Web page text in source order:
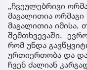
„ჩვეულებრივი
მაგალითია ორმაგი
მაგალითია იმისა,
შემთხვევაში,
რომ უნდა
ურთიერთობა და
ჩვენ ძალიან